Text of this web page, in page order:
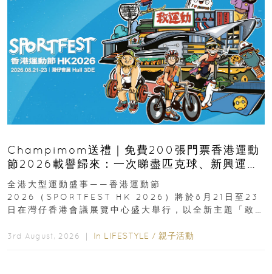
Champimom送禮｜免費200張門票香港運動
節2026載譽歸來：一次睇盡匹克球、新興運
動、街舞比賽＋逾百運動品牌展覽
全港大型運動盛事——香港運動節
2026（SPORTFEST HK 2026）將於8月21日至23
日在灣仔香港會議展覽中心盛大舉行，以全新主題「敢
3rd August, 2026 ｜ In LIFESTYLE / 親子活動